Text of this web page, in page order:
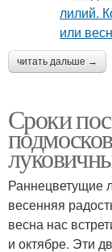
читать дальше →
Сроки
Раннецветущие
весенняя
весна нас
и октябре. Эти